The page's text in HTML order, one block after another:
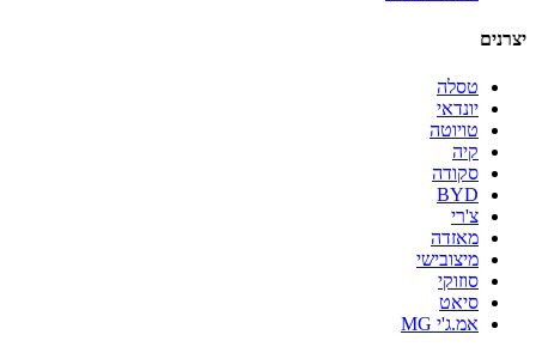
יצרנים
טסלה
יונדאי
טויוטה
קיה
סקודה
BYD
צ'רי
מאזדה
מיצובישי
סוזוקי
סיאט
אמ.ג'י MG